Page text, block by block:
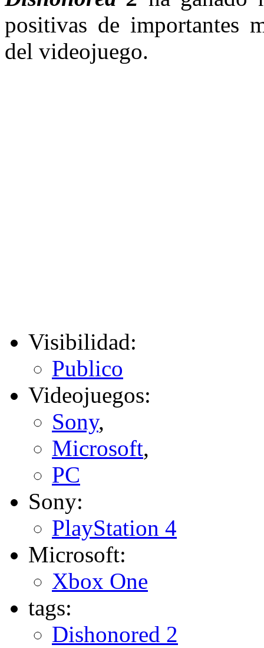
positivas de importantes
del videojuego.
Visibilidad:
Publico
Videojuegos:
Sony,
Microsoft,
PC
Sony:
PlayStation 4
Microsoft:
Xbox One
tags:
Dishonored 2